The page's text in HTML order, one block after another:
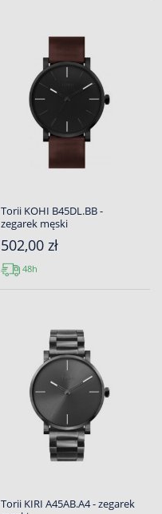
Torii KOHI B45DL.BB -
zegarek męski
502,00 zł
48h
Torii KIRI A45AB.A4 - zegarek